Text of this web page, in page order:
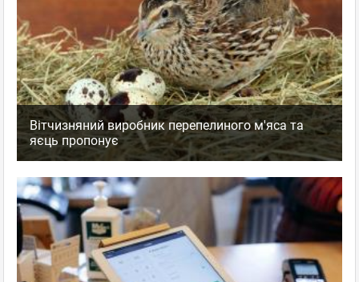
Вітчизняний виробник перепелиного м'яса та
яєць пропонує